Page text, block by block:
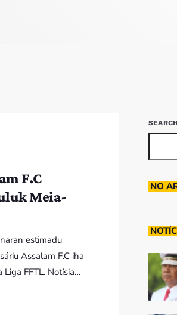
F.C
Meia-
estimadu
Assalam F.C iha
FFTL. Notísia
Ba Karketu Díli
SEARCH
NO